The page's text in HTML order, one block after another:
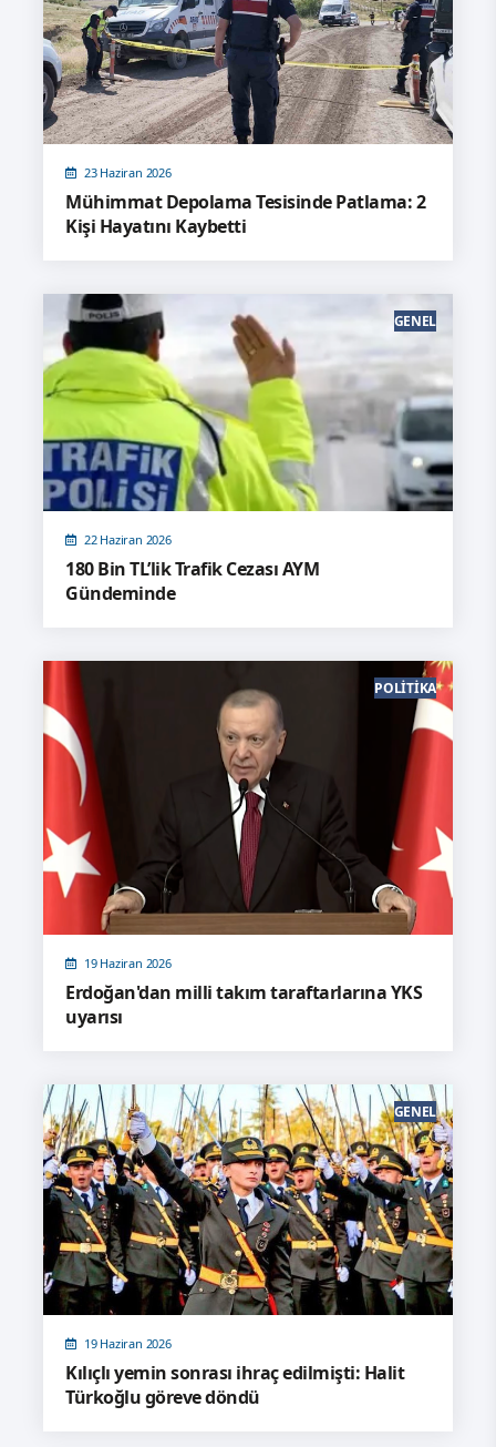
23 Haziran 2026
Mühimmat Depolama Tesisinde Patlama: 2
Kişi Hayatını Kaybetti
22 Haziran 2026
180 Bin TL’lik Trafik Cezası AYM
Gündeminde
GENEL
19 Haziran 2026
Erdoğan'dan milli takım taraftarlarına YKS
uyarısı
POLITIKA
19 Haziran 2026
Kılıçlı yemin sonrası ihraç edilmişti: Halit
Türkoğlu göreve döndü
GENEL